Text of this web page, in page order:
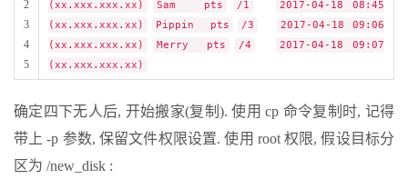
2
3
4
5
(xx.xxx.xxx.xx)
Sam pts /1
2017-04-18 08:45
(xx.xxx.xxx.xx)
Pippin pts /3
2017-04-18 09:06
(xx.xxx.xxx.xx)
Merry pts /4
2017-04-18 09:07
(xx.xxx.xxx.xx)
确定四下无人后, 开始搬家(复制). 使用 cp 命令复制时, 记得
带上 -p 参数, 保留文件权限设置. 使用 root 权限, 假设目标分
区为 /new_disk :